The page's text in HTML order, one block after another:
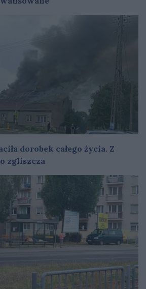
dorobek całego życia. Z
zgliszcza